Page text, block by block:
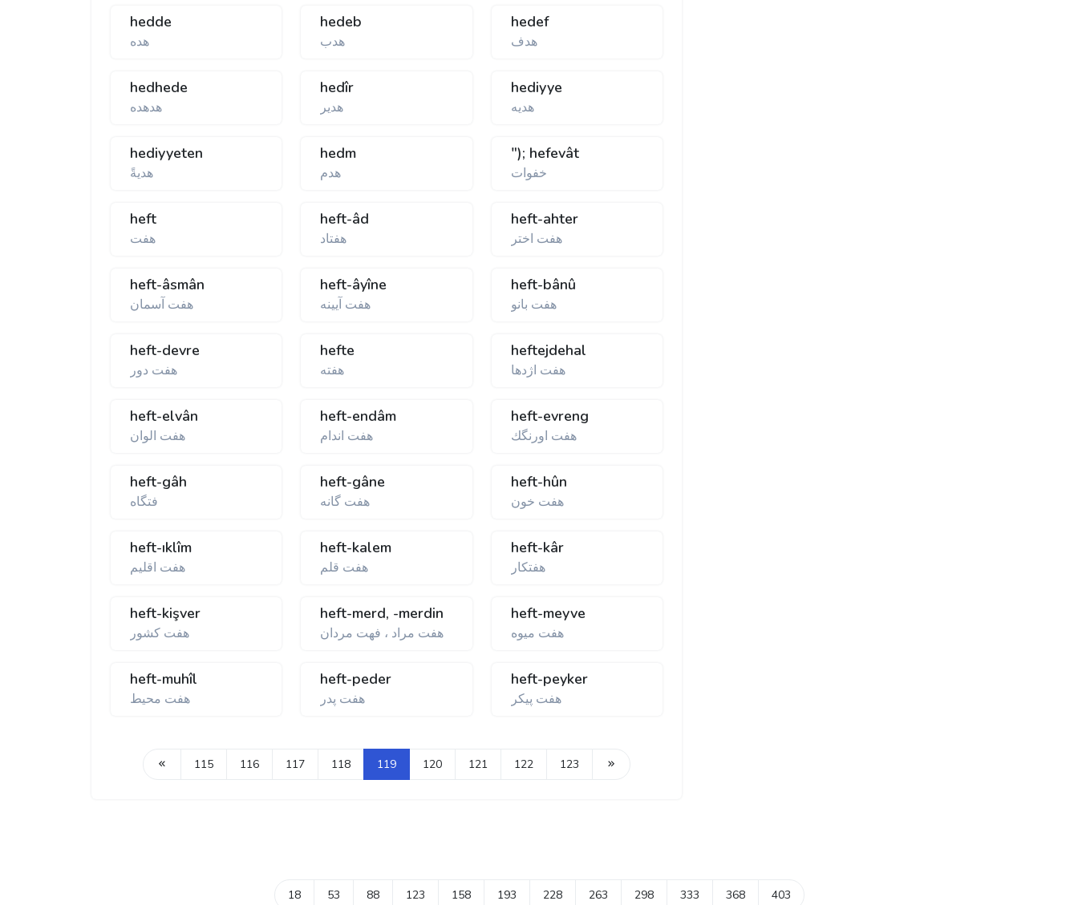
hedde
هده
hedeb
هدب
hedef
هدف
hedhede
هدهده
hedîr
هدير
hediyye
هديه
hediyyeten
هديةً
hedm
هدم
"); hefevât
خفوات
heft
هفت
heft-âd
هفتاد
heft-ahter
هفت اختر
heft-âsmân
هفت آسمان
heft-âyîne
هفت آيينه
heft-bânû
هفت بانو
heft-devre
هفت دور
hefte
هفته
heftejdehal
هفت اژدها
heft-elvân
هفت الوان
heft-endâm
هفت اندام
heft-evreng
هفت اورنگك
heft-gâh
فتگاه
heft-gâne
هفت گانه
heft-hûn
هفت خون
heft-ıklîm
هفت اقليم
heft-kalem
هفت قلم
heft-kâr
هفتكار
heft-kişver
هفت كشور
heft-merd, -merdin
هفت مراد ، فهت مردان
heft-meyve
هفت ميوه
heft-muhîl
هفت محيط
heft-peder
هفت پدر
heft-peyker
هفت پيكر
115 116 117 118 119 120 121 122 123
18 53 88 123 158 193 228 263 298 333 368 403